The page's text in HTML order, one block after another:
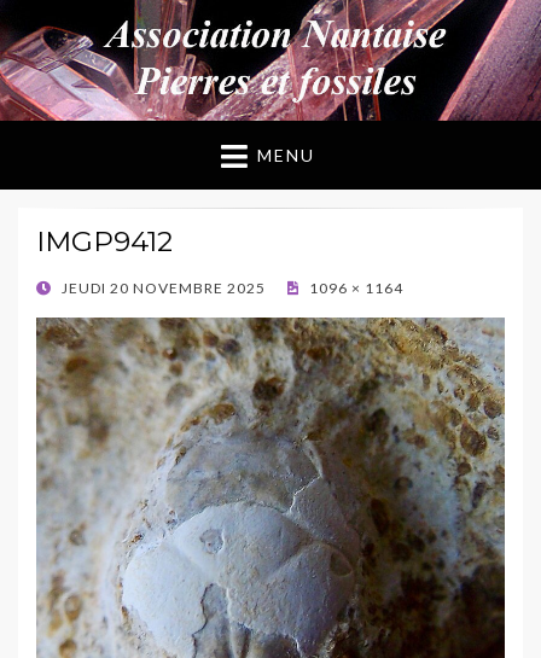
ANPF
Association Nantaise Pierres et Fossiles
MENU
IMGP9412
POSTED
JEUDI 20 NOVEMBRE 2025 1096 × 1164